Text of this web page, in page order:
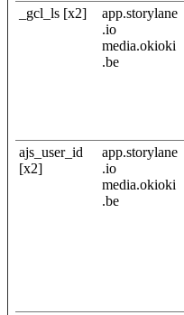
_gcl_ls [x2]
app.storylane
.io
media.okioki
.be
ajs_user_id
[x2]
app.storylane
.io
media.okioki
.be